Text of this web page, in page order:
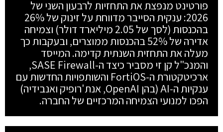
פורטינט מנפצת את התחזיות לרבעון השני של
2026: ענקית הסייבר מדווחת על זינוק של 26%
בהכנסות (לסך של 2.05 מיליארד דולר) וצמיחה
אדירה של 52% בהכנסות ממוצרים, ובעקבות כך
מעלה את התחזית השנתית קדימה. המייסד
והמנכ"ל קן זי מסביר כיצד ה-SASE Firewall,
ארכיטקטורת ה-FortiOS והשותפויות החדשות עם
ענקיות ה-AI (בהן OpenAI, אנת'רופיק ואנבידיה)
הפכו למנועי הצמיחה המרכזיים של החברה.